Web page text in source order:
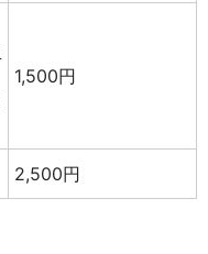
1,500円
2,500円